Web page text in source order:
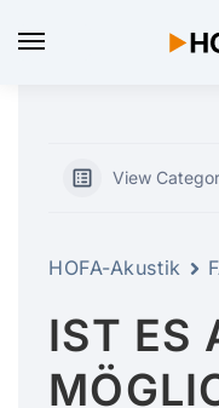
View
HOFA-Akustik
IST ES